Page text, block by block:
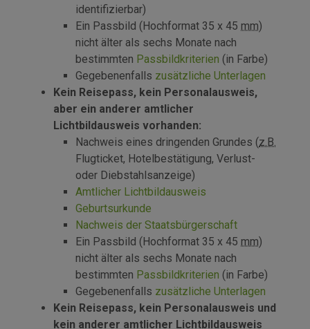
identifizierbar)
Ein Passbild (Hochformat 35 x 45 mm)
nicht älter als sechs Monate nach
bestimmten Passbildkriterien (in Farbe)
Gegebenenfalls zusätzliche Unterlagen
Kein Reisepass, kein Personalausweis,
aber ein anderer amtlicher
Lichtbildausweis vorhanden:
Nachweis eines dringenden Grundes (z.B.
Flugticket, Hotelbestätigung, Verlust-
oder Diebstahlsanzeige)
Amtlicher Lichtbildausweis
Geburtsurkunde
Nachweis der Staatsbürgerschaft
Ein Passbild (Hochformat 35 x 45 mm)
nicht älter als sechs Monate nach
bestimmten Passbildkriterien (in Farbe)
Gegebenenfalls zusätzliche Unterlagen
Kein Reisepass, kein Personalausweis und
kein anderer amtlicher Lichtbildausweis